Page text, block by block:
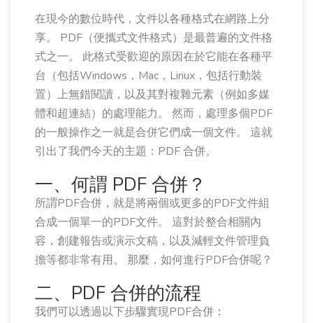
在現今的數位時代，文件以各種格式在網路上分
享。 PDF（便攜式文件格式）是最普遍的文件格
式之一。 此格式受歡迎的原因在於它能在各種平
台（包括Windows，Mac，Linux，包括行動裝
置）上無錯閱讀，以及其對複雜元素（例如多媒
體和超連結）的處理能力。 然而，處理多個PDF
的一般操作之一就是合併它們成一個文件。 這就
引出了我們今天的主題：PDF 合併。
一、何謂 PDF 合併？
所謂PDF合併，就是將兩個或更多的PDF文件組
合成一個單一的PDF文件。 這對於整合相關內
容，創建報告或演示文稿，以及減輕文件管理負
擔等都非常有用。 那麼，如何進行PDF合併呢？
二、PDF 合併的流程
我們可以透過以下步驟實現PDF合併：